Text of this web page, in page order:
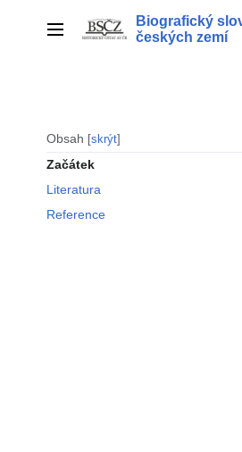
Hlavní menu
Biografický
českých zemí
Obsah skrýt
Začátek
Literatura
Reference